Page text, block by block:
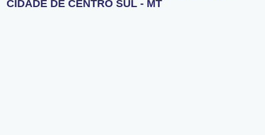
CIDADE DE CENTRO SUL - MT